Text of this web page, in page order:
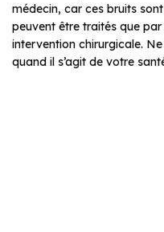
médecin, car ces bruits
peuvent être traités que
intervention chirurgicale.
quand il s’agit de votre